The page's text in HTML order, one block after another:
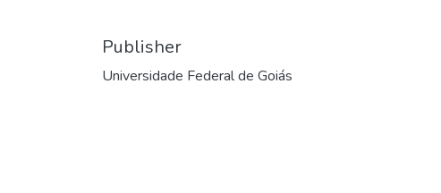
Publisher
Universidade Federal de Goiás